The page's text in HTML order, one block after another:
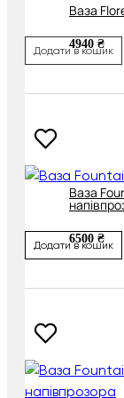
Ваза
4940 ₴
Додати в кошик
Ваза
6500 ₴
Додати в кошик